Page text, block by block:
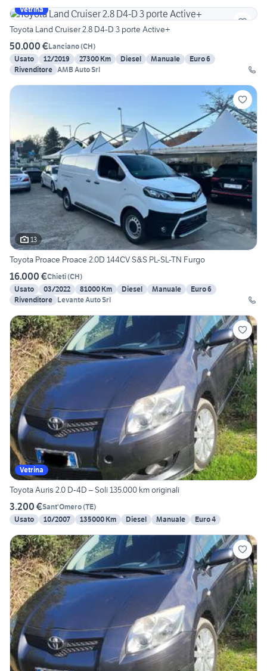
Vetrina
Toyota Land Cruiser 2.8 D4-D 3 porte Active+
50.000 €Lanciano(CH)
Usato
12/2019 27300 Km Diesel Manuale
Euro 6
Rivenditore AMB Auto Srl
13
Toyota Proace Proace 2.0D 144CV S&S PL-SL-TN Furgo
16.000 €Chieti(CH)
Usato
03/2022 81000 Km Diesel Manuale
Euro 6
Rivenditore Levante Auto Srl
Vetrina
Toyota Auris 2.0 D-4D – Soli 135.000 km originali
3.200 €Sant'Omero(TE)
Usato
10/2007 135000 Km Diesel Manuale Euro 4